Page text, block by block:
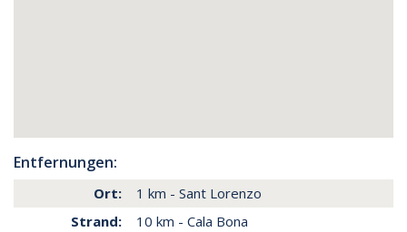
Entfernungen:
Ort:
1 km - Sant Lorenzo
Strand:
10 km - Cala Bona